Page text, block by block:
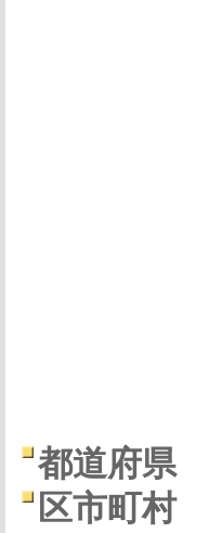
都道府県
区市町村